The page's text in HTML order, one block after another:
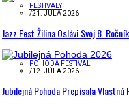
FESTIVALY
/21. JÚLA 2026
Jazz Fest Žilina Oslávi Svoj 8.
POHODA FESTIVAL
/12. JÚLA 2026
Jubilejná Pohoda Prepísala